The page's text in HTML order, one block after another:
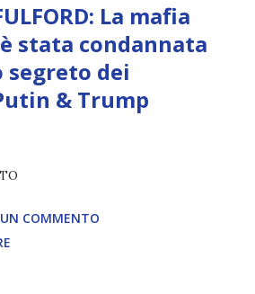
La mafia
stata condannata
segreto dei
& Trump
COMMENTO